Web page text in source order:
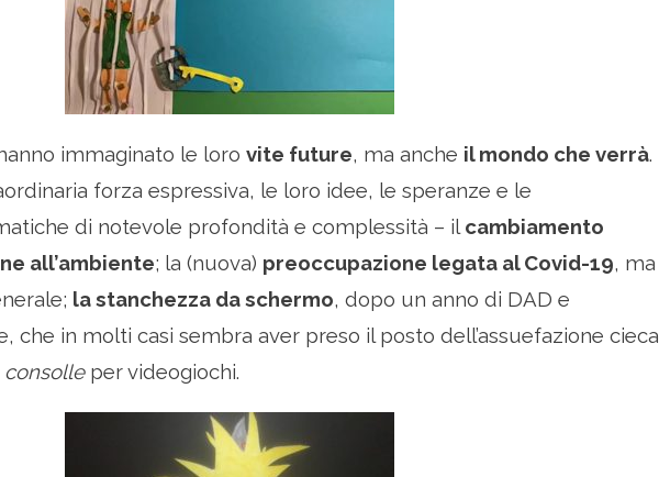
immaginato le loro vite future, ma anche il mondo che verrà.
forza espressiva, le loro idee, le speranze e le
di notevole profondità e complessità – il cambiamento
all’ambiente; la (nuova) preoccupazione legata al Covid-19, ma
la stanchezza da schermo, dopo un anno di DAD e
che in molti casi sembra aver preso il posto dell’assuefazione cieca
consolle per videogiochi.